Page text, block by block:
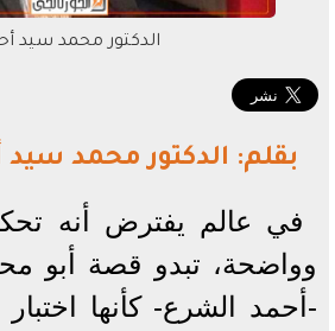
الدكتور محمد سيد
بقلم: الدكتور محمد سيد
في عالم يفترض أنه
وواضحة، تبدو قصة أبو
-أحمد الشرع- كأنها